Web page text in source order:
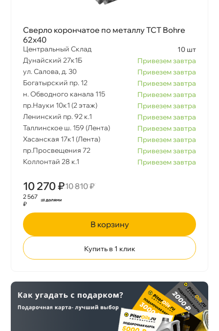
Сверло корончатое по металлу TCT Bohre
62х40
Центральный Склад
10 шт
Дунайский 27к1Б
Привезем завтра
ул. Салова, д. 30
Привезем завтра
Богатырский пр. 12
Привезем завтра
н. Обводного канала 115
Привезем завтра
пр.Науки 10к1 (2 этаж)
Привезем завтра
Ленинский пр. 92 к.1
Привезем завтра
Таллинское ш. 159 (Лента)
Привезем завтра
Хасанская 17к1 (Лента)
Привезем завтра
пр.Просвещения 72
Привезем завтра
Коллонтай 28 к.1
Привезем завтра
10 270 ₽10 810 ₽
2 567
₽
корзину
Купить в 1 клик